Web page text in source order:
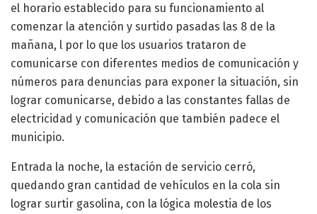
el horario establecido para su funcionamiento al
comenzar la atención y surtido pasadas las 8 de la
mañana, l por lo que los usuarios trataron de
comunicarse con diferentes medios de comunicación y
números para denuncias para exponer la situación, sin
lograr comunicarse, debido a las constantes fallas de
electricidad y comunicación que también padece el
municipio.
Entrada la noche, la estación de servicio cerró,
quedando gran cantidad de vehículos en la cola sin
lograr surtir gasolina, con la lógica molestia de los